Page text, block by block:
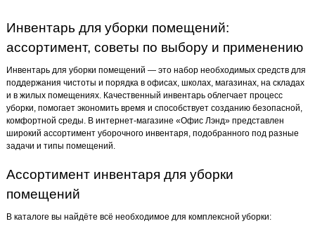
Инвентарь для уборки помещений:
ассортимент, советы по выбору и применению
Инвентарь для уборки помещений — это набор необходимых средств для
поддержания чистоты и порядка в офисах, школах, магазинах, на складах
и в жилых помещениях. Качественный инвентарь облегчает процесс
уборки, помогает экономить время и способствует созданию безопасной,
комфортной среды. В интернет-магазине «Офис Лэнд» представлен
широкий ассортимент уборочного инвентаря, подобранного под разные
задачи и типы помещений.
Ассортимент инвентаря для уборки
помещений
В каталоге вы найдёте всё необходимое для комплексной уборки: